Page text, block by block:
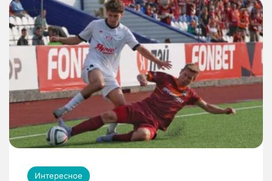
Интересное